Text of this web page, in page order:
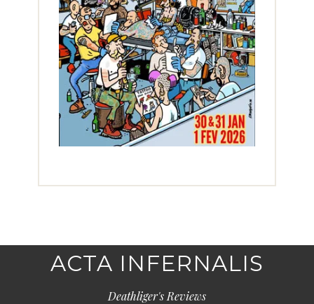
ACTA INFERNALIS
Deathliger's Reviews